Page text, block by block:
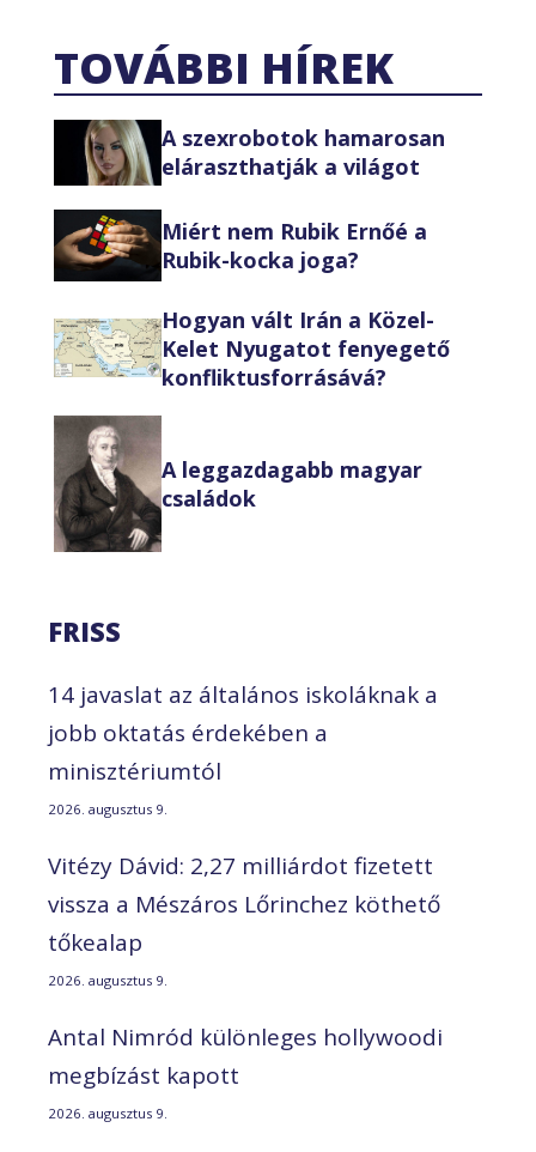
TOVÁBBI HÍREK
A szexrobotok hamarosan
eláraszthatják a világot
Miért nem Rubik Ernőé a
Rubik-kocka joga?
Hogyan vált Irán a Közel-
Kelet Nyugatot fenyegető
konfliktusforrásává?
A leggazdagabb magyar
családok
FRISS
14 javaslat az általános iskoláknak a
jobb oktatás érdekében a
minisztériumtól
2026. augusztus 9.
Vitézy Dávid: 2,27 milliárdot fizetett
vissza a Mészáros Lőrinchez köthető
tőkealap
2026. augusztus 9.
Antal Nimród különleges hollywoodi
megbízást kapott
2026. augusztus 9.